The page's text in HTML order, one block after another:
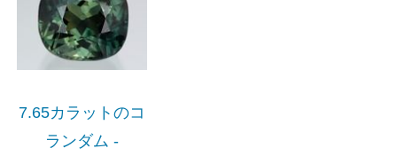
7.65カラットのコ
ランダム -